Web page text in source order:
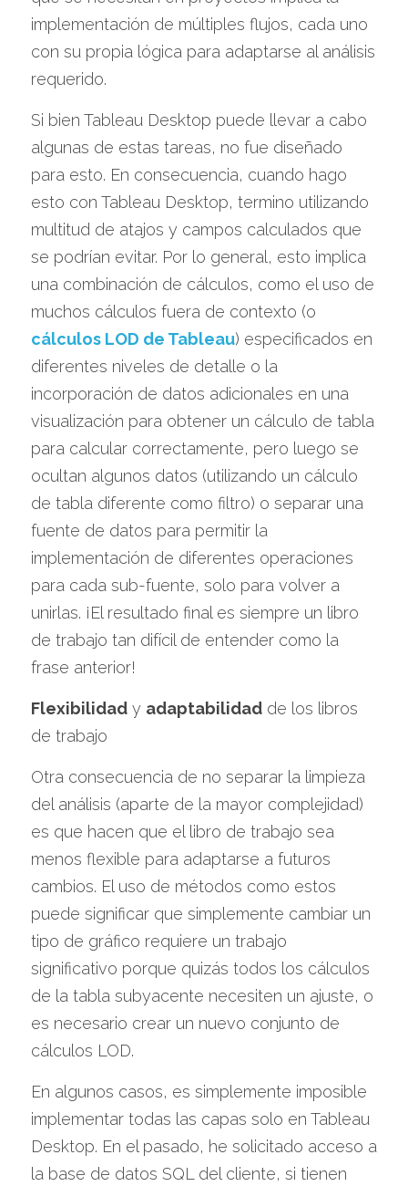
implementación de múltiples flujos, cada uno
con su propia lógica para adaptarse al análisis
requerido.
Si bien Tableau Desktop puede llevar a cabo
algunas de estas tareas, no fue diseñado
para esto. En consecuencia, cuando hago
esto con Tableau Desktop, termino utilizando
multitud de atajos y campos calculados que
se podrían evitar. Por lo general, esto implica
una combinación de cálculos, como el uso de
cálculos LOD de Tableau) especificados en
diferentes niveles de detalle o la
incorporación de datos adicionales en una
visualización para obtener un cálculo de tabla
para calcular correctamente, pero luego se
ocultan algunos datos (utilizando un cálculo
de tabla diferente como filtro) o separar una
fuente de datos para permitir la
implementación de diferentes operaciones
para cada sub-fuente, solo para volver a
unirlas. ¡El resultado final es siempre un libro
de trabajo tan difícil de entender como la
frase anterior!
Flexibilidad y adaptabilidad de los libros
de trabajo
Otra consecuencia de no separar la limpieza
del análisis (aparte de la mayor complejidad)
es que hacen que el libro de trabajo sea
menos flexible para adaptarse a futuros
cambios. El uso de métodos como estos
puede significar que simplemente cambiar un
tipo de gráfico requiere un trabajo
significativo porque quizás todos los cálculos
de la tabla subyacente necesiten un ajuste, o
es necesario crear un nuevo conjunto de
cálculos LOD.
En algunos casos, es simplemente imposible
implementar todas las capas solo en Tableau
Desktop. En el pasado, he solicitado acceso a
la base de datos SQL del cliente, si tienen